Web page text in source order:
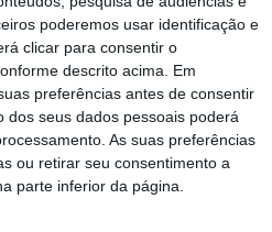
poderemos usar identificação e
clicar para consentir o
descrito acima. Em
preferências antes de consentir
dos seus dados pessoais poderá
As suas preferências
ou retirar seu consentimento a
parte inferior da página.